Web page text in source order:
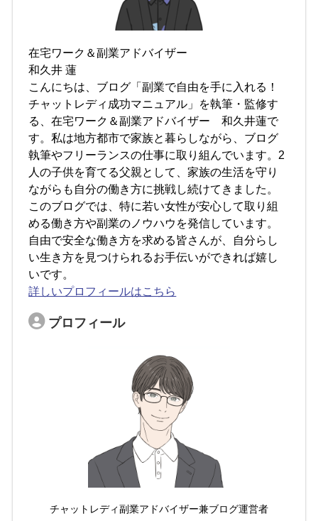
在宅ワーク＆副業アドバイザー
和久井 蓮
こんにちは、ブログ「副業で自由を手に入れる！
チャットレディ成功マニュアル」を執筆・監修す
る、在宅ワーク＆副業アドバイザー 和久井蓮で
す。私は地方都市で家族と暮らしながら、ブログ
執筆やフリーランスの仕事に取り組んでいます。2
人の子供を育てる父親として、家族の生活を守り
ながらも自分の働き方に挑戦し続けてきました。
このブログでは、特に若い女性が安心して取り組
める働き方や副業のノウハウを発信しています。
自由で安全な働き方を求める皆さんが、自分らし
い生き方を見つけられるお手伝いができれば嬉し
いです。
詳しいプロフィールはこちら
プロフィール
チャットレディ副業アドバイザー兼ブログ運営者